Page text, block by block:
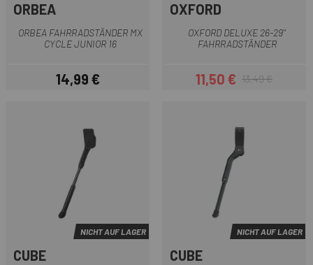
ORBEA
ORBEA FAHRRADSTÄNDER MX
CYCLE JUNIOR 16
Preis
14,99 €
OXFORD
OXFORD DELUXE 26-29''
FAHRRADSTÄNDER
Preis
11,50 €Regulärer Preis
13,49 €
NICHT AUF LAGER
CUBE
NICHT AUF LAGER
CUBE